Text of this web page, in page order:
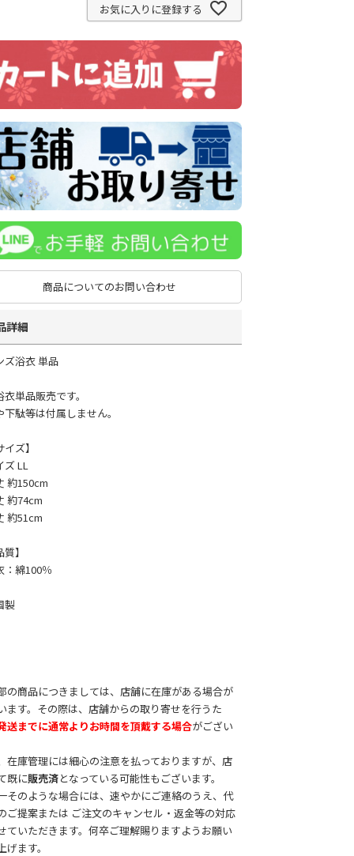
お気に入りに登録する
商品についてのお問い合わせ
詳細
ズ浴衣 単品
単品販売です。
下駄等は付属しません。
ズ】
ズ LL
約150cm
約74cm
約51cm
】
：綿100％
製
の商品につきましては、店舗に在庫がある場合が
ます。その際は、店舗からの取り寄せを行うた
送までに通常よりお時間を頂戴する場合がござい
在庫管理には細心の注意を払っておりますが、店
既に販売済となっている可能性もございます。
そのような場合には、速やかにご連絡のうえ、代
ご提案または ご注文のキャンセル・返金等の対応
ていただきます。何卒ご理解賜りますようお願い
げます。